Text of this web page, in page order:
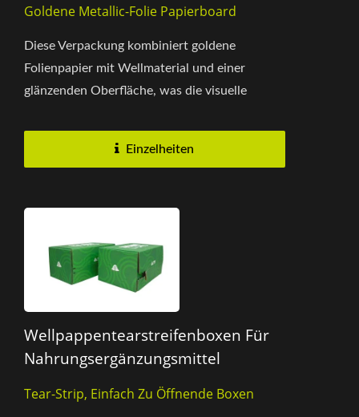
Goldene Metallic-Folie Papierboard
Diese Verpackung kombiniert goldene
Folienpapier mit Wellmaterial und einer
glänzenden Oberfläche, was die visuelle
hochwertiges...
Einzelheiten
Wellpappentearstreifenboxen Für
Nahrungsergänzungsmittel
Tear-Strip, Einfach Zu Öffnende Boxen